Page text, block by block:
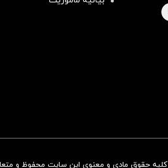
کلیه حقوق مادی و معنوی این سایت محفوظ و متعلق